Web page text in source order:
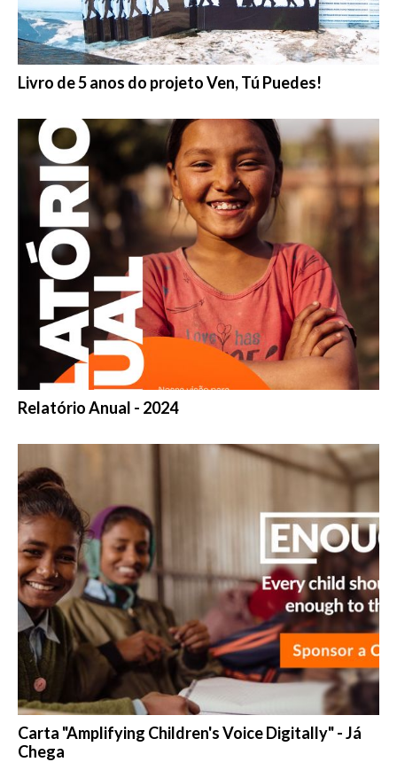
Livro de 5 anos do projeto Ven, Tú Puedes!
Relatório Anual - 2024
Carta "Amplifying Children's Voice Digitally" - Já
Chega